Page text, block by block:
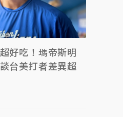
好吃！瑪帝斯明
台美打者差異超